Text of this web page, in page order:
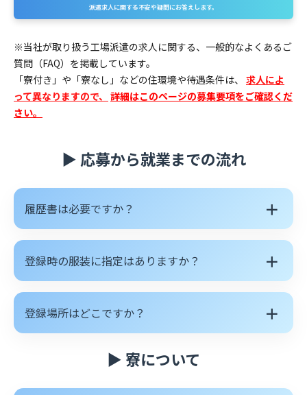
く
あ
る
質
問
派遣求人に関する不安や疑問にお答えします。
※当社が取り扱う工場派遣の求人に関する、一般的なよくあるご
質問（FAQ）を掲載しています。
「寮付き」や「寮なし」などの住環境や待遇条件は、 求人によ
って異なりますので、 詳細はこのページの募集要項をご確認くだ
さい。
▶ 応募から就業までの流れ
履歴書は必要ですか？ ＋
登録時の服装に指定はありますか？ ＋
登録場所はどこですか？ ＋
▶ 寮について